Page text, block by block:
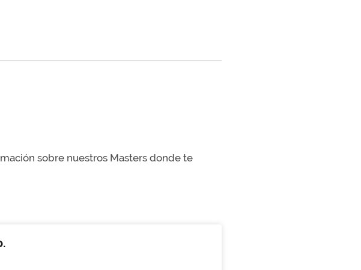
sobre nuestros Masters donde te